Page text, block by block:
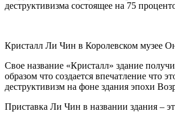
деструктивизма состоящее на 75
Кристалл Ли Чин в Королевском музее
Свое название «Кристалл» здание
образом что создается впечатление что
деструктивизм на фоне здания эпохи
Приставка Ли Чин в названии здания –